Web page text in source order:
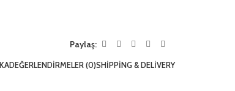
Paylaş:
DEĞERLENDIRMELER (0)SHIPPING & DELIVERY